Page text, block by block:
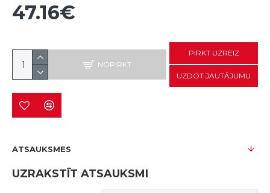
47.16€
NOPIRKT
PIRKT UZREIZ
UZDOT JAUTĀJUMU
ATSAUKSMES
UZRAKSTĪT ATSAUKSMI